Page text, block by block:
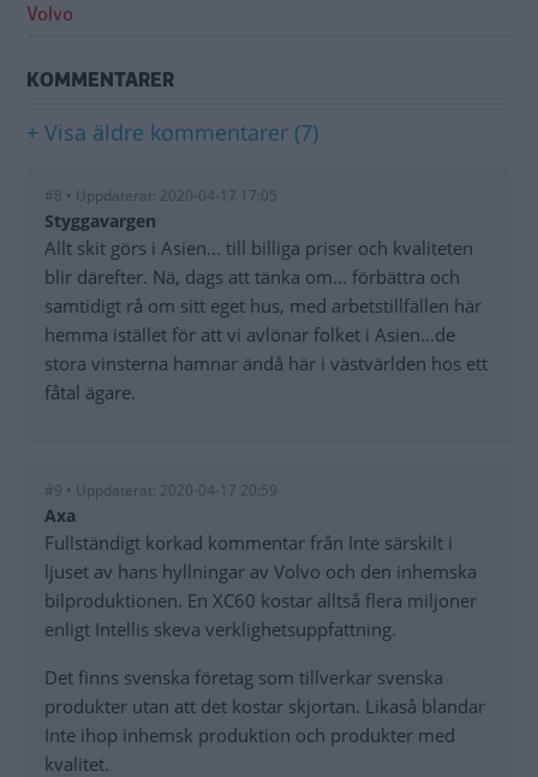
Volvo
KOMMENTARER
+ Visa äldre kommentarer (7)
#8 • Uppdaterat: 2020-04-17 17:05
Styggavargen
Allt skit görs i Asien... till billiga priser och kvaliteten
blir därefter. Nä, dags att tänka om... förbättra och
samtidigt rå om sitt eget hus, med arbetstillfällen här
hemma istället för att vi avlönar folket i Asien...de
stora vinsterna hamnar ändå här i västvärlden hos ett
fåtal ägare.
#9 • Uppdaterat: 2020-04-17 20:59
Axa
Fullständigt korkad kommentar från Inte särskilt i
ljuset av hans hyllningar av Volvo och den inhemska
bilproduktionen. En XC60 kostar alltså flera miljoner
enligt Intellis skeva verklighetsuppfattning.
Det finns svenska företag som tillverkar svenska
produkter utan att det kostar skjortan. Likaså blandar
Inte ihop inhemsk produktion och produkter med
kvalitet.